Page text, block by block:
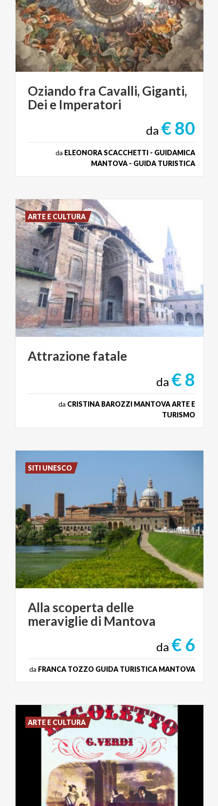
Oziandofra Cavalli,Giganti,
Dei e Imperatori
da € 80
da ELEONORA SCACCHETTI - GUIDAMICA
MANTOVA - GUIDA TURISTICA
Attrazionefatale
da € 8
da CRISTINA BAROZZI MANTOVA ARTE E
TURISMO
ARTE E CULTURA
Alla scoperta delle
meravigliedi Mantova
da € 6
da FRANCA TOZZO GUIDA TURISTICA MANTOVA
SITI UNESCO
ARTE E CULTURA